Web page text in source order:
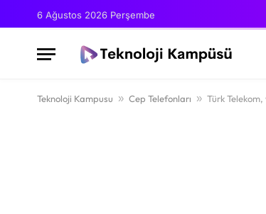
6 Ağustos 2026 Perşembe
Teknoloji Kampusu » Cep Telefonları » Türk